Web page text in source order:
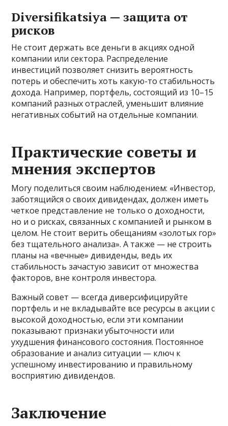
Diversifikatsiya — защита от
рисков
Не стоит держать все деньги в акциях одной
компании или сектора. Распределение
инвестиций позволяет снизить вероятность
потерь и обеспечить хоть какую-то стабильность
дохода. Например, портфель, состоящий из 10–15
компаний разных отраслей, уменьшит влияние
негативных событий на отдельные компании.
Практические советы и
мнения экспертов
Могу поделиться своим наблюдением: «Инвестор,
заботящийся о своих дивидендах, должен иметь
четкое представление не только о доходности,
но и о рисках, связанных с компанией и рынком в
целом. Не стоит верить обещаниям «золотых гор»
без тщательного анализа». А также — не строить
планы на «вечные» дивиденды, ведь их
стабильность зачастую зависит от множества
факторов, вне контроля инвестора.
Важный совет — всегда диверсифицируйте
портфель и не вкладывайте все ресурсы в акции с
высокой доходностью, если эти компании
показывают признаки убыточности или
ухудшения финансового состояния. Постоянное
образование и анализ ситуации — ключ к
успешному инвестированию и правильному
восприятию дивидендов.
Заключение